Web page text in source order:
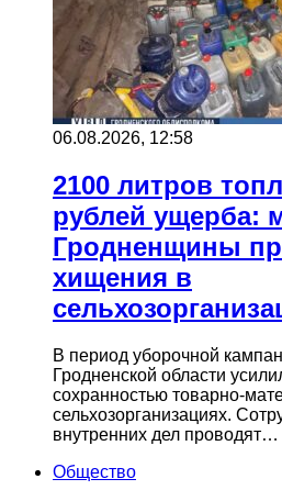
06.08.2026, 12:58
2100 литров
рублей ущерба:
Гродненщины
хищения в
В период уборочной
Гродненской области
сохранностью товарно-
сельхозорганизациях.
внутренних дел проводят…
Общество